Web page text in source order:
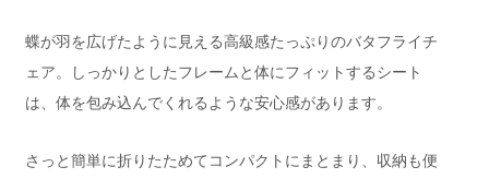
蝶が羽を広げたように見える高級感たっぷりのバタフライチ
ェア。しっかりとしたフレームと体にフィットするシート
は、体を包み込んでくれるような安心感があります。
さっと簡単に折りたためてコンパクトにまとまり、収納も便